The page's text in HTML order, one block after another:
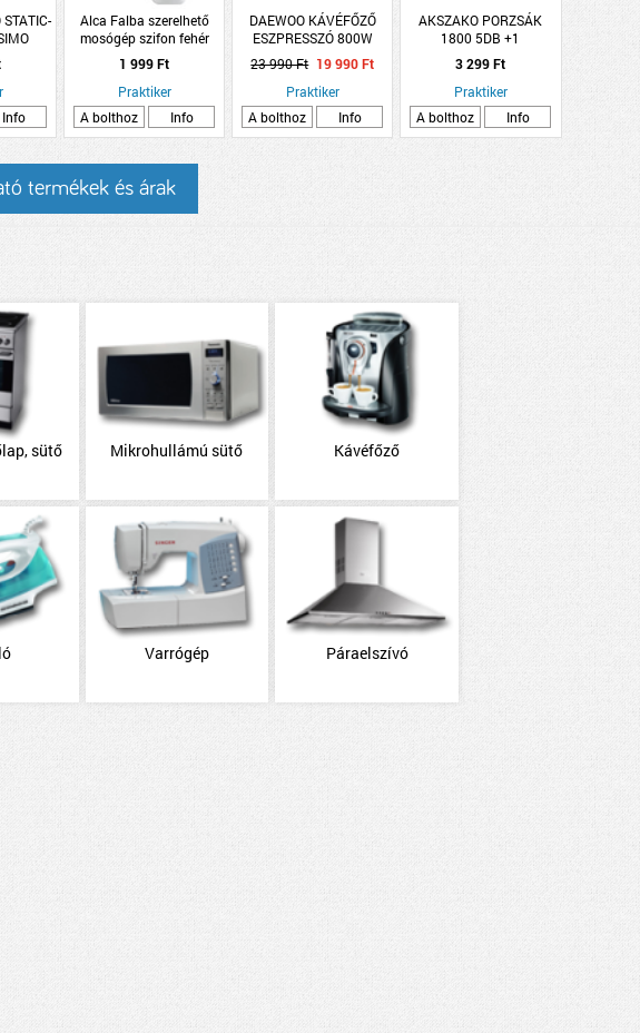
FALI,
Info
Alca Falba szerelhető
mosógép szifon fehér
előlappal, DN40 és DN50
1 999 Ft
Praktiker
A bolthoz
Info
DAEWOO KÁVÉFŐZŐ
ESZPRESSZÓ 800W
DAEWOO
23 990 Ft 19 990 Ft
Praktiker
A bolthoz
Info
AKSZAKO PORZSÁK
1800 5DB +1
MOTORFILTER
SZINTETIKUS
3 299 Ft
Praktiker
A bolthoz
Info
termékek és árak
sütő Mikrohullámú sütő Kávéfőző
Varrógép Páraelszívó